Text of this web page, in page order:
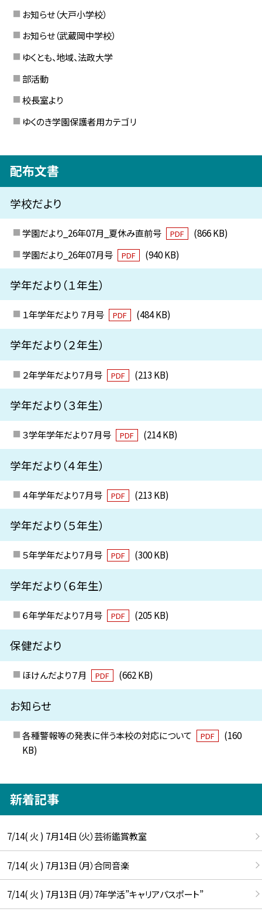
お知らせ（大戸小学校）
お知らせ（武蔵岡中学校）
ゆくとも、地域、法政大学
部活動
校長室より
ゆくのき学園保護者用カテゴリ
配布文書
学校だより
学園だより_26年07月_夏休み直前号 PDF
(866 KB)
学園だより_26年07月号
PDF (940 KB)
学年だより（１年生）
１年学年だより ７月号 PDF (484 KB)
学年だより（２年生）
２年学年だより７月号 PDF (213 KB)
学年だより（３年生）
３学年学年だより７月号 PDF (214 KB)
学年だより（４年生）
４年学年だより７月号 PDF (213 KB)
学年だより（５年生）
５年学年だより７月号 PDF (300 KB)
学年だより（６年生）
６年学年だより７月号 PDF (205 KB)
保健だより
ほけんだより７月 PDF (662 KB)
お知らせ
各種警報等の発表に伴う本校の対応について PDF
(160
KB)
新着記事
7/14( 火 ) 7月14日（火）芸術鑑賞教室
7/14( 火 ) 7月13日（月）合同音楽
7/14( 火 ) 7月13日（月）7年学活”キャリアパスポート”